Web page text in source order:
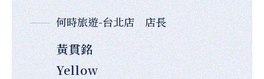
何時旅遊-台北店 店長
黃貫銘
Yellow